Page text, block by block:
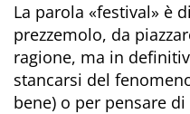
La parola «festival» è
prezzemolo, da
ragione, ma in
stancarsi del
bene) o per pensare